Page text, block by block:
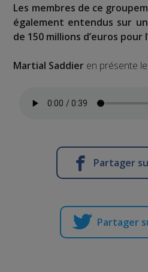
Les membres de ce
également entendus sur
de 150 millions d’euros pour
Martial Saddier en présente
Partager
Partager